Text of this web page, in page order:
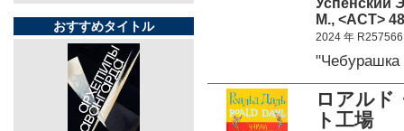
おすすめタイトル
М., <АСТ>
2024 年 R257566
"Чебурашка
ロアル
ト工場